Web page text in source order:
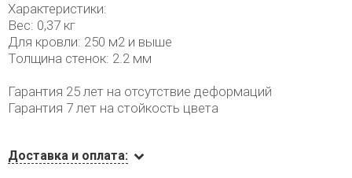
Характеристики:
Вес: 0,37 кг
Для кровли: 250 м2 и выше
Толщина стенок: 2.2 мм
Гарантия 25 лет на отсутствие деформаций
Гарантия 7 лет на стойкость цвета
Доставка и оплата: